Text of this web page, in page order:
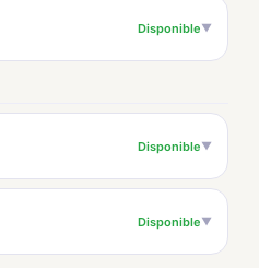
Disponible▼
Disponible▼
Disponible▼